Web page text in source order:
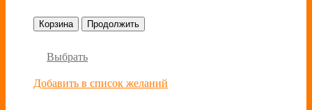
Корзина Продолжить
Выбрать
Добавить в список желаний